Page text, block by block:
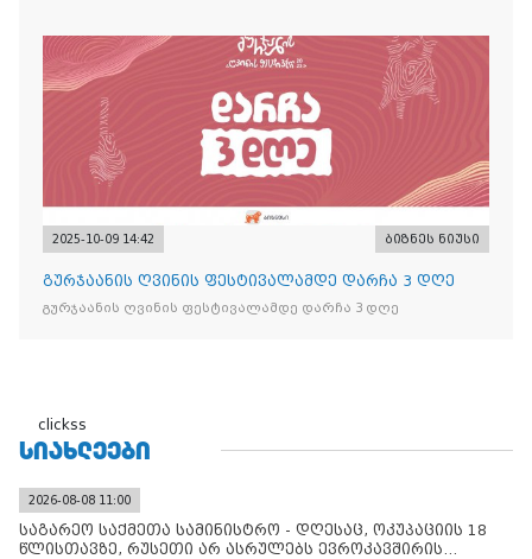
2025-10-09 14:42 ბიზნეს ნიუსი
გურჯაანის ღვინის ფესტივალამდე დარჩა 3 დღე
გურჯაანის ღვინის ფესტივალამდე დარჩა 3 დღე
clickss
ᲡᲘᲐᲮᲚᲔᲔᲑᲘ
2026-08-08 11:00
საგარეო საქმეთა სამინისტრო - დღესაც, ოკუპაციის 18
წლისთავზე, რუსეთი არ ასრულებს ევროკავშირის